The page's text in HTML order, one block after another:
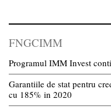
FNGCIMM
Programul IMM Invest
Garantiile de stat pentru
cu 185% in 2020